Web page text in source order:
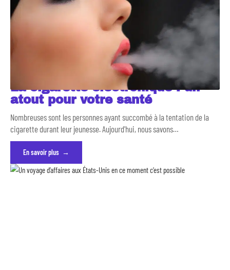
La cigarette électronique : un
atout pour votre santé
Nombreuses sont les personnes ayant succombé à la tentation de la
cigarette durant leur jeunesse. Aujourd'hui, nous savons…
En savoir plus